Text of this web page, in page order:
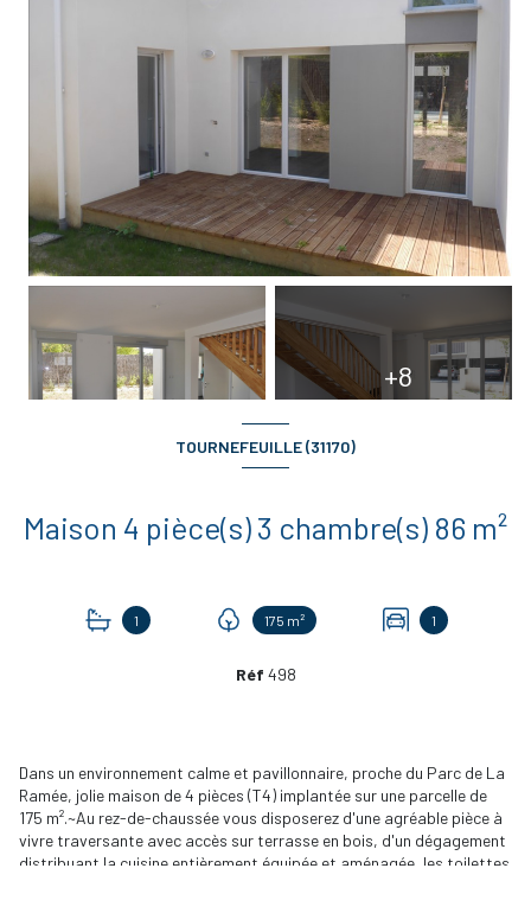
+8
TOURNEFEUILLE (31170)
Maison 4 pièce(s) 3 chambre(s) 86 m²
1 175 m² 1
Réf 498
Dans un environnement calme et pavillonnaire, proche du Parc de La
Ramée, jolie maison de 4 pièces (T4) implantée sur une parcelle de
175 m².~Au rez-de-chaussée vous disposerez d'une agréable pièce à
vivre traversante avec accès sur terrasse en bois, d'un dégagement
distribuant la cuisine entièrement équipée et aménagée, les toilettes